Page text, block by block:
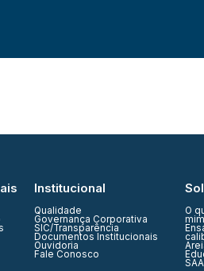
Institucional
Qualidade
Governança Corporativa
SIC/Transparência
Documentos Institucionais
Ouvidoria
Fale Conosco
O
mim